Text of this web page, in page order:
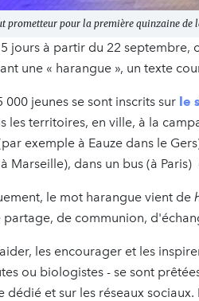
prometteur pour la première quinzaine de
jours à partir du 22 septembre,
une « harangue », un texte
000 jeunes se sont inscrits sur le
les territoires, en ville, à la
exemple à Eauze dans le
Marseille), dans un bus (à
le mot harangue vient de
partage, de communion,
les encourager et les
ou biologistes - se sont
dédié et sur les réseaux